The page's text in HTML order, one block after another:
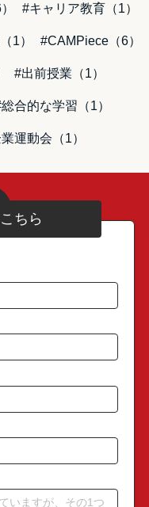
#キャリア教育（1）
1） #CAMPiece（6）
#出前授業（1）
合的な学習（1）
運動会（1）
ちら